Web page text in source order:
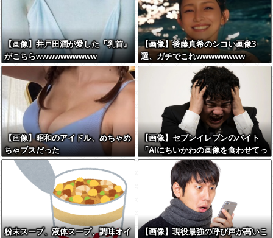
【画像】井戸田潤が愛した『乳首』
がこちらwwwwwwwwww
【画像】後藤真希のシコい画像3
選、ガチでこれwwwwwwww
【画像】昭和のアイドル、めちゃめ
ちゃブスだった
【画像】セブンイレブンのバイト
「AIにちいかわの画像を食わせてっ
と………できた！」→とんでもない
ものが出来上がってしまうw w w w
粉末スープ、液体スープ、調味オイ
【画像】現役最強の呼び声が高いこ